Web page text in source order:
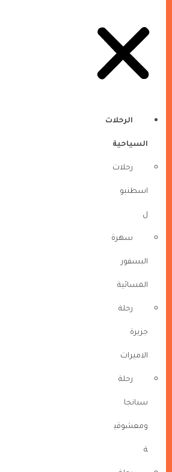
الرحلات
السياحية
رحلات
اسطنبو
ل
سهرة
البسفور
المسائية
رحلة
جزيرة
الاميرات
رحلة
سبانجا
ومعشوقي
ة